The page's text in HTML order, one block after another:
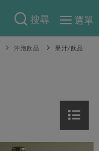
搜尋
選單
沖泡飲品 果汁/飲品